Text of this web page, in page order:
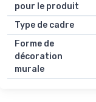
pour le produit
Type de cadre
Forme de
décoration
murale